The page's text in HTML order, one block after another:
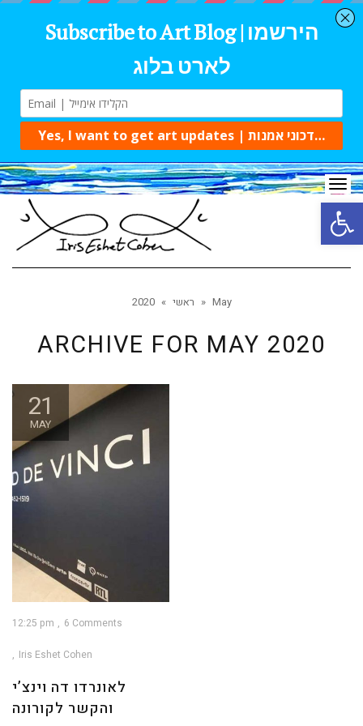
ראשי »
2020 » May
ARCHIVE FOR MAY 2020
21
MAY
12:25 pm 6 Comments
Iris Eshet Cohen
לאונרדו דה וינצ’י
והקשר לקורונה